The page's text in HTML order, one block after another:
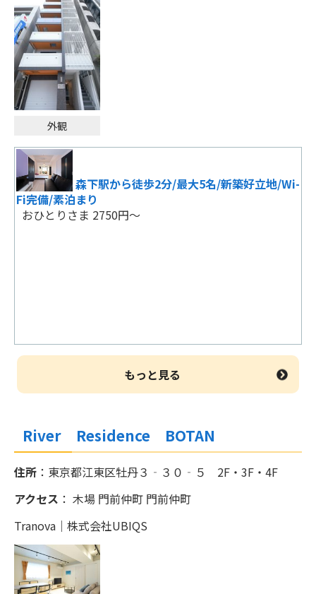
ビジネス・レジャーに！
おひとりさま 6825円～
スタンダードプラン
おひとりさま 10185円～
ファミリー・推し活・スポーツ観戦【朝
食・アメニティ無料】コスパ最強！
おひとりさま 10185円～
いつもの客室でより上質な宿泊体験・プレ
ファミリー・推し活・スポーツ観戦【朝
食・アメニティ無料】コスパ最強！
おひとりさま 6143円～
2泊以上ならお得連泊プラン【素泊り】木場
駅(1)番出口から2分！
おひとりさま 4500円～
外観
森下駅から徒歩2分/最大5名/新築好立地/Wi-
Fi完備/素泊まり
おひとりさま 2750円～
もっと見る
River Residence BOTAN
住所 ：東京都江東区牡丹３‐３０‐５ 2F・3F・4F
アクセス ： 木場 門前仲町 門前仲町
Tranova｜株式会社UBIQS